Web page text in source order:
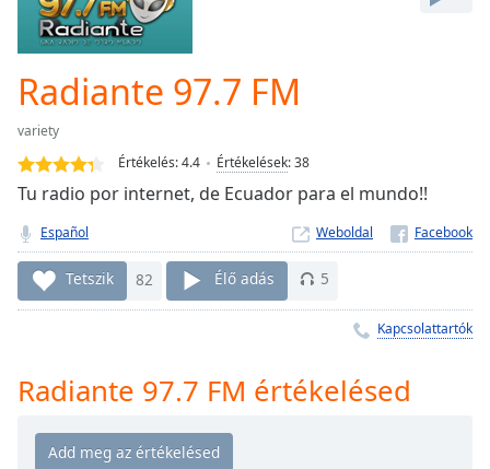
Skip
Forward
Mute
Current
Time0:00
Duration
Loaded:
0.00%
TypeLIVE
Seek to
live,
currently
Time-
Radiante 97.7 FM
variety
Értékelés:4.4 Értékelések:38
Tu radio por internet, de Ecuador para el mundo!!
Español Weboldal
Tetszik 82 Élő adás 5
Kapcsolattartók
Radiante 97.7 FM értékelésed